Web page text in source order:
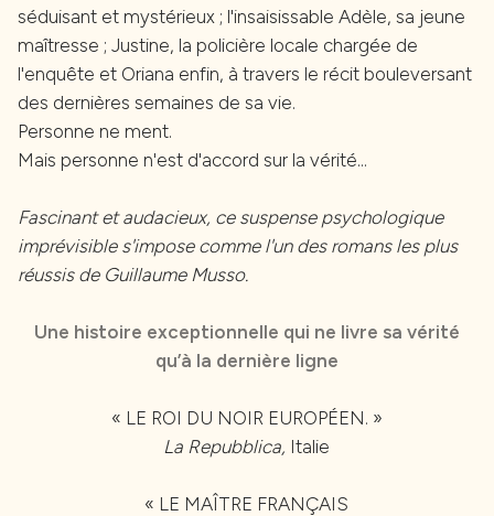
séduisant et mystérieux ; l'insaisissable Adèle, sa jeune
maîtresse ; Justine, la policière locale chargée de
l'enquête et Oriana enfin, à travers le récit bouleversant
des dernières semaines de sa vie.
Personne ne ment.
Mais personne n'est d'accord sur la vérité...
Fascinant et audacieux, ce suspense psychologique
imprévisible s'impose comme l'un des romans les plus
réussis de Guillaume Musso.
Une histoire exceptionnelle qui ne livre sa vérité
qu’à la dernière ligne
« LE ROI DU NOIR EUROPÉEN. »
La Repubblica, Italie
« LE MAÎTRE FRANÇAIS